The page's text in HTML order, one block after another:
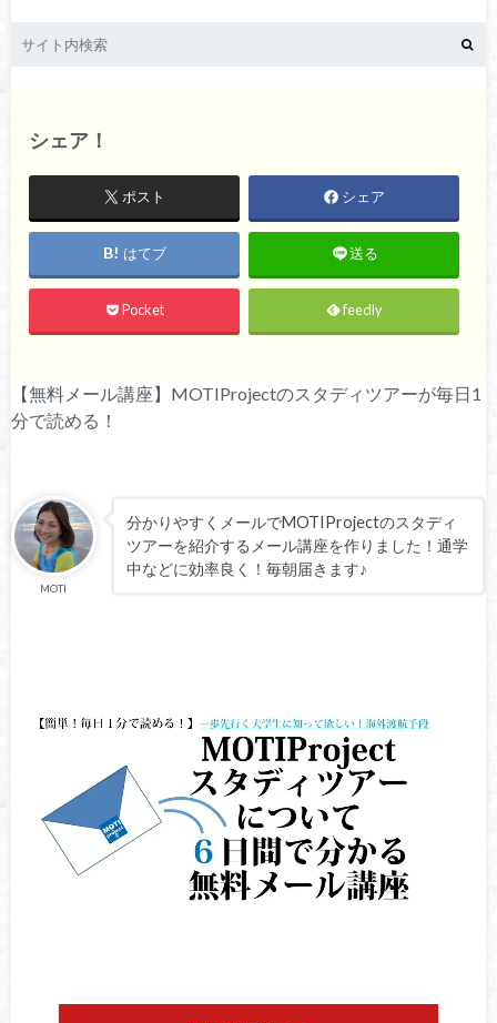
シェア！
ポスト シェア
はてブ 送る
Pocket feedly
【無料メール講座】MOTIProjectのスタディツアーが毎日1
分で読める！
MOTI
分かりやすくメールでMOTIProjectのスタディ
ツアーを紹介するメール講座を作りました！通学
中などに効率良く！毎朝届きます♪